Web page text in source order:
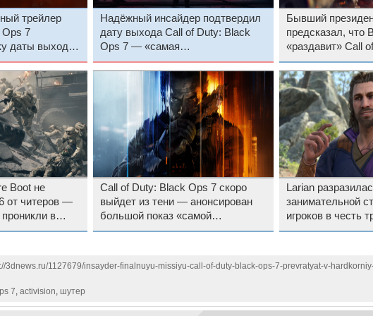
трейлер
7
даты выхода
Надёжный инсайдер подтвердил
дату выхода Call of Duty: Black
Ops 7 — «самая
умопомрачительная» игра серии
обойдёт Nintendo Switch 2
Бывший
предсказал, что
«раздавит» Call
7, и все от этого
Boot не
от читеров —
в
Call of Duty: Black Ops 7 скоро
выйдет из тени — анонсирован
большой показ «самой
умопомрачительной» игры в
Larian
занимательной
игроков в честь
годовщины
3dnews.ru/1127679/insayder-finalnuyu-missiyu-call-of-duty-black-ops-7-prevratyat-v-
7, activision, шутер